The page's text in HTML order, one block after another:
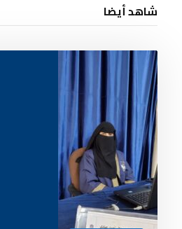
شاهد أيضا